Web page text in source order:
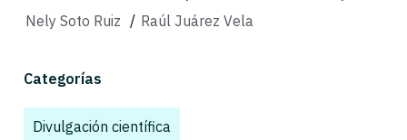
Nely Soto Ruiz / Raúl Juárez Vela
Categorías
Divulgación científica